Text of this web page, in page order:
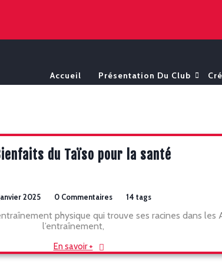
Accueil Présentation Du Club
du Taïso pour la santé
2025 0 Commentaires 14 tags
physique qui trouve ses racines dans
l’entraînement,
En savoir +